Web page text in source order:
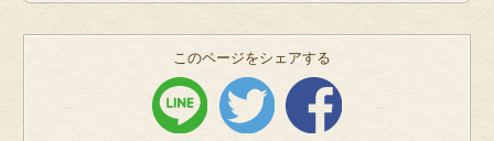
このページをシェアする